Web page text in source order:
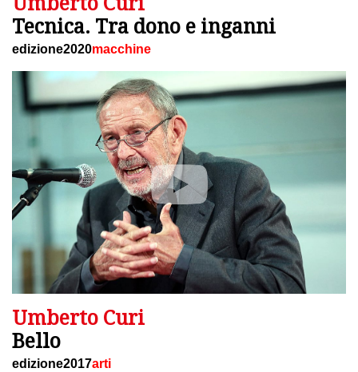
Tecnica. Tra dono e inganni
edizione2020macchine
Umberto Curi
Bello
edizione2017arti